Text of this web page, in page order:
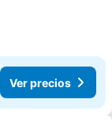
Ver precios